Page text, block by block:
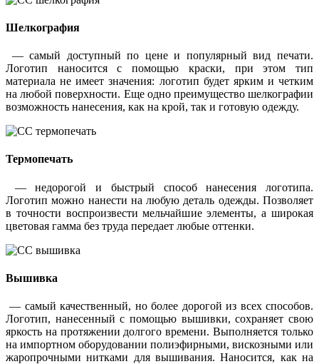
Шелкография
— самый доступный по цене и популярный вид печати.
Логотип наносится с помощью краски, при этом тип
материала не имеет значения: логотип будет ярким и четким
на любой поверхности. Еще одно преимущество шелкографии
возможность нанесения, как на крой, так и готовую одежду.
Термопечать
— недорогой и быстрый способ нанесения логотипа.
Логотип можно нанести на любую деталь одежды. Позволяет
в точности воспроизвести мельчайшие элементы, а широкая
цветовая гамма без труда передает любые оттенки.
Вышивка
— самый качественный, но более дорогой из всех способов.
Логотип, нанесенный с помощью вышивки, сохраняет свою
яркость на протяжении долгого времени. Выполняется только
на импортном оборудовании полиэфирными, вискозными или
жаропрочными нитками для вышивания. Наносится, как на